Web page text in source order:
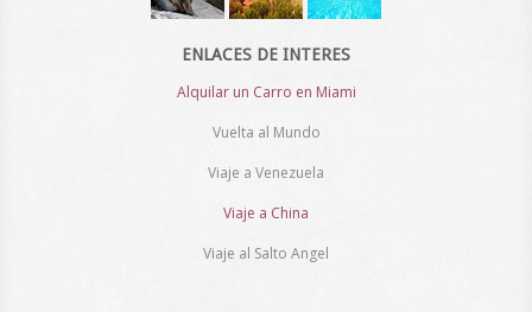
ENLACES DE INTERES
Alquilar un Carro en Miami
Vuelta al Mundo
Viaje a Venezuela
Viaje a China
Viaje al Salto Angel